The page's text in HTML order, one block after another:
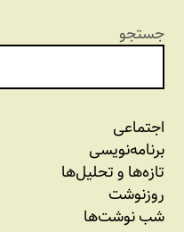
جستجو
اجتماعی
برنامه‏‌نویسی
تازه‌‌ها و تحلیل‌ها
روزنوشت
شب نوشت‌ها